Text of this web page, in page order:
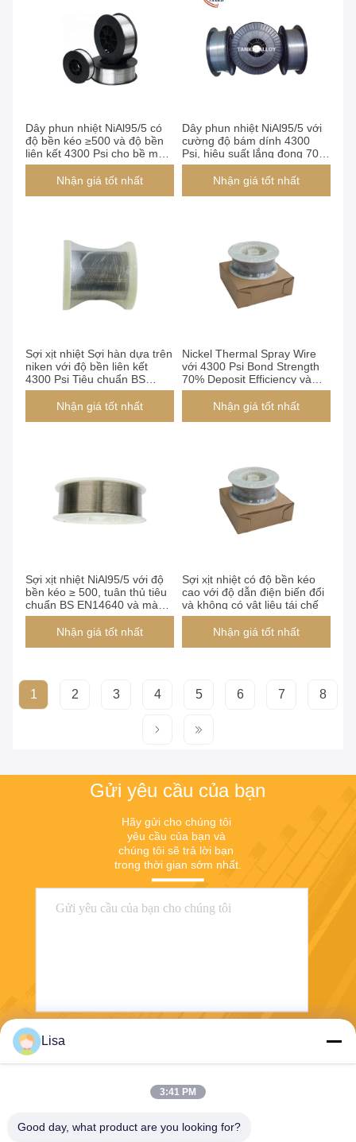
Dây phun nhiệt NiAl95/5 có
độ bền kéo ≥500 và độ bền
liên kết 4300 Psi cho bề mặt
hoàn thiện mịn
Nhận giá tốt nhất
Dây phun nhiệt NiAl95/5 với
cường độ bám dính 4300
Psi, hiệu suất lắng đọng 70%
và mỗi cuộn 15kg
Nhận giá tốt nhất
Sợi xịt nhiệt Sợi hàn dựa trên
niken với độ bền liên kết
4300 Psi Tiêu chuẩn BS
EN14640 và không có vật
liệu tái chếNhận giá tốt nhất
Nickel Thermal Spray Wire
với 4300 Psi Bond Strength
70% Deposit Efficiency và
Không có vật liệu tái chế cho
lớp phủ công nghiệp
Nhận giá tốt nhất
Sợi xịt nhiệt NiAl95/5 với độ
bền kéo ≥ 500, tuân thủ tiêu
chuẩn BS EN14640 và màu
đồng để xác định
Nhận giá tốt nhất
Sợi xịt nhiệt có độ bền kéo
cao với độ dẫn điện biến đổi
và không có vật liệu tái chế
Nhận giá tốt nhất
1 2 3 4 5 6 7 8
Gửi yêu cầu của bạn
Hãy gửi cho chúng tôi
yêu cầu của bạn và
chúng tôi sẽ trả lời bạn
trong thời gian sớm nhất.
Lisa
3:41 PM
Good day, what product are you looking for?